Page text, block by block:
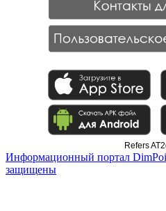
Refers
Информационный портал
защищены